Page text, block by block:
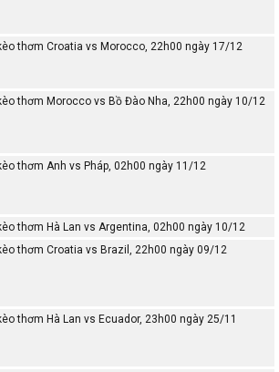
thơm Croatia vs Morocco, 22h00 ngày 17/12
thơm Morocco vs Bồ Đào Nha, 22h00 ngày 10/12
thơm Anh vs Pháp, 02h00 ngày 11/12
thơm Hà Lan vs Argentina, 02h00 ngày 10/12
thơm Croatia vs Brazil, 22h00 ngày 09/12
thơm Hà Lan vs Ecuador, 23h00 ngày 25/11